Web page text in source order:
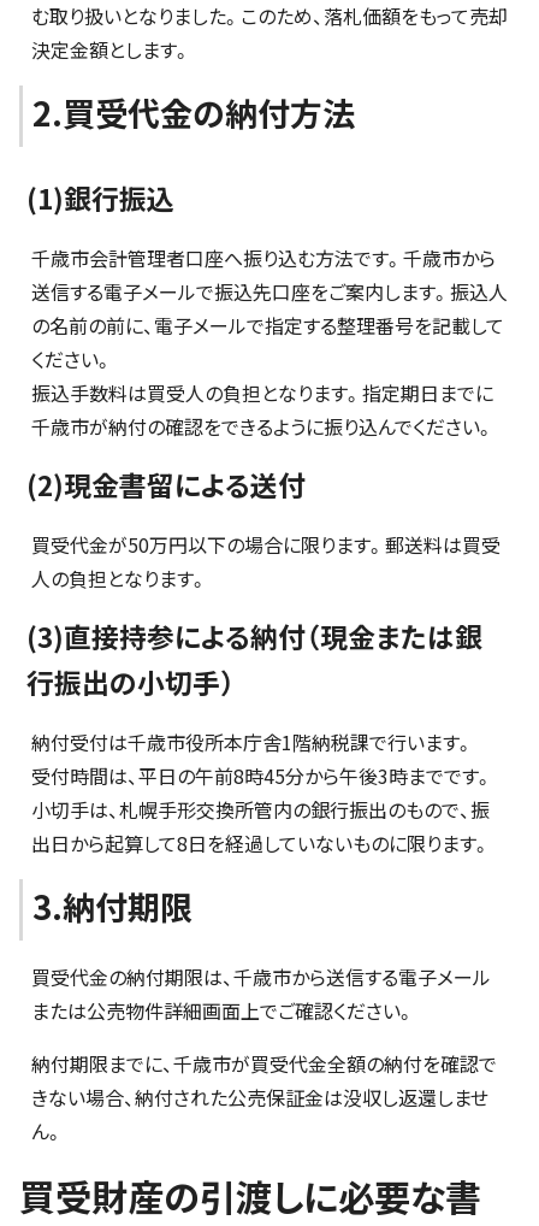
む取り扱いとなりました。このため、落札価額をもって売却
決定金額とします。
2.買受代金の納付方法
(1)銀行振込
千歳市会計管理者口座へ振り込む方法です。千歳市から
送信する電子メールで振込先口座をご案内します。振込人
の名前の前に、電子メールで指定する整理番号を記載して
ください。
振込手数料は買受人の負担となります。指定期日までに
千歳市が納付の確認をできるように振り込んでください。
(2)現金書留による送付
買受代金が50万円以下の場合に限ります。郵送料は買受
人の負担となります。
(3)直接持参による納付（現金または銀
行振出の小切手）
納付受付は千歳市役所本庁舎1階納税課で行います。
受付時間は、平日の午前8時45分から午後3時までです。
小切手は、札幌手形交換所管内の銀行振出のもので、振
出日から起算して8日を経過していないものに限ります。
3.納付期限
買受代金の納付期限は、千歳市から送信する電子メール
または公売物件詳細画面上でご確認ください。
納付期限までに、千歳市が買受代金全額の納付を確認で
きない場合、納付された公売保証金は没収し返還しませ
ん。
買受財産の引渡しに必要な書